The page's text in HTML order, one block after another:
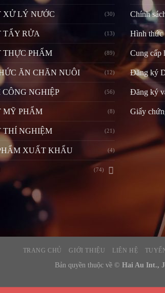
XỬ LÝ NƯỚC (30)
TẨY RỬA (13)
THỰC PHẨM (89)
ĂN CHĂN NUÔI (12)
NGHIỆP (56)
MỸ PHẨM (8)
THÍ NGHIỆM (21)
XUẤT KHẨU (4)
(74)
Chính
Hình thức
Cung cấp
Đăng ký
Đăng ký
Giấy
TRANG CHỦ GIỚI THIỆU LIÊN HỆ
Bản quyền thuộc về © Hai Au Int.,